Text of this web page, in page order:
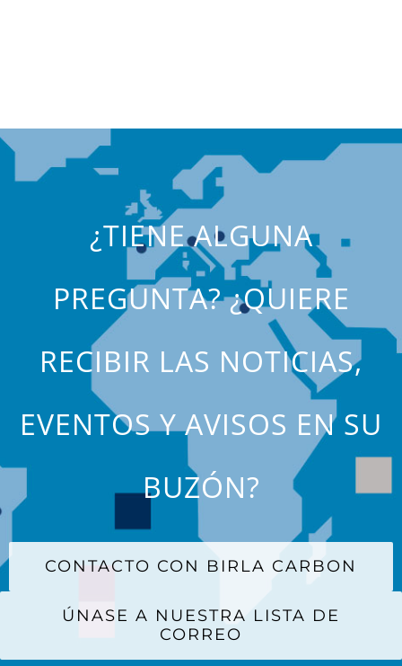
¿TIENE ALGUNA
PREGUNTA? ¿QUIERE
RECIBIR LAS NOTICIAS,
EVENTOS Y AVISOS EN SU
BUZÓN?
CONTACTO CON BIRLA CARBON
ÚNASE A NUESTRA LISTA DE
CORREO